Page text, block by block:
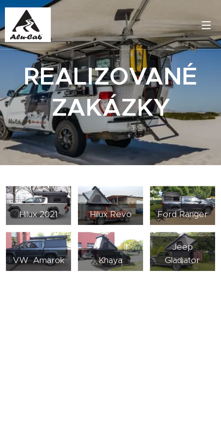
REALIZOVANÉ
ZAKÁZKY
Hilux 2021 Hilux Revo Ford Ranger
VW Amarok Khaya
Jeep
Gladiator